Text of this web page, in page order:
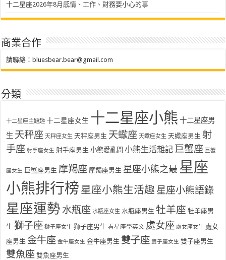
十二星座2026年8月感情、工作、財務要小心的事
商業合作
請聯絡： bluesbear.bear@gmail.com
分類
十二星座主題趣 十二星座女生 十二星座小熊 十二星座男
生 天秤座 天秤座女生 天秤座男生 天蠍座 天蠍座女生 天蠍座男生 射
手座 射手座女生 射手座男生 小熊愛亂問 小熊生活雜記 巨蟹座 巨蟹
座女生 巨蟹座男生 摩羯座 摩羯座男生 星座小熊之最 星座
小熊排行榜 星座小熊生活趣 星座小熊語錄
星座運勢 水瓶座 水瓶座女生 水瓶座男生 牡羊座 牡羊座男
生 獅子座 獅子座女生 獅子座男生 看星座學英文 處女座 處女座女生 處女
座男生 金牛座 金牛座女生 金牛座男生 雙子座 雙子座女生 雙子座男生
雙魚座 雙魚座男生